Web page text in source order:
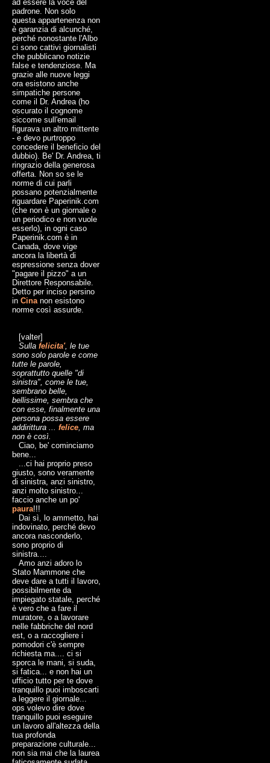
ad essere la voce del
padrone. Non solo
questa appartenenza non
è garanzia di alcunché,
perché nonostante l'Albo
ci sono cattivi giornalisti
che pubblicano notizie
false e tendenziose. Ma
grazie alle nuove leggi
ora esistono anche
simpatiche persone
come il Dr. Andrea (ho
oscurato il cognome
siccome sull'email
figurava un altro mittente
- e devo purtroppo
concedere il beneficio del
dubbio). Be' Dr. Andrea, ti
ringrazio della generosa
offerta. Non so se le
norme di cui parli
possano potenzialmente
riguardare Paperinik.com
(che non è un giornale o
un periodico e non vuole
esserlo), in ogni caso
Paperinik.com è in
Canada, dove vige
ancora la libertà di
espressione senza dover
"pagare il pizzo" a un
Direttore Responsabile.
Detto per inciso persino
in Cina non esistono
norme così assurde.
[valter]
Sulla felicita', le tue
sono solo parole e come
tutte le parole,
soprattutto quelle "di
sinistra", come le tue,
sembrano belle,
bellissime, sembra che
con esse, finalmente una
persona possa essere
addirittura ... felice, ma
non è così.
Ciao, be' cominciamo
bene...
...ci hai proprio preso
giusto, sono veramente
di sinistra, anzi sinistro,
anzi molto sinistro...
faccio anche un po'
paura!!!
Dai sì, lo ammetto, hai
indovinato, perché devo
ancora nasconderlo,
sono proprio di
sinistra....
Amo anzi adoro lo
Stato Mammone che
deve dare a tutti il lavoro,
possibilmente da
impiegato statale, perché
è vero che a fare il
muratore, o a lavorare
nelle fabbriche del nord
est, o a raccogliere i
pomodori c'è sempre
richiesta ma.... ci si
sporca le mani, si suda,
si fatica... e non hai un
ufficio tutto per te dove
tranquillo puoi imboscarti
a leggere il giornale...
ops volevo dire dove
tranquillo puoi eseguire
un lavoro all'altezza della
tua profonda
preparazione culturale...
non sia mai che la laurea